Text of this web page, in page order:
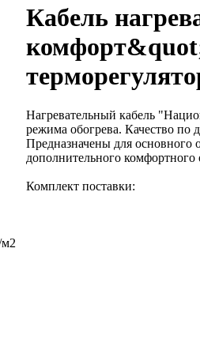
Кабель
Нагревательный кабель
режима обогрева. Качество по
Предназначены для основного
дополнительного комфортного
Комплект поставки: